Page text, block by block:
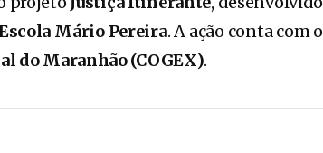
Mário Pereira. A ação conta com o
do Maranhão (COGEX).